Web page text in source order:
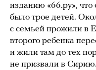
изданию «66.ру», что
было трое детей.
с семьей прожили в
второго ребенка
и жили там до тех
не призвали в